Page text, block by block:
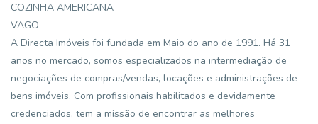
COZINHA AMERICANA
VAGO
A Directa Imóveis foi fundada em Maio do ano de 1991. Há 31
anos no mercado, somos especializados na intermediação de
negociações de compras/vendas, locações e administrações de
bens imóveis. Com profissionais habilitados e devidamente
credenciados, tem a missão de encontrar as melhores